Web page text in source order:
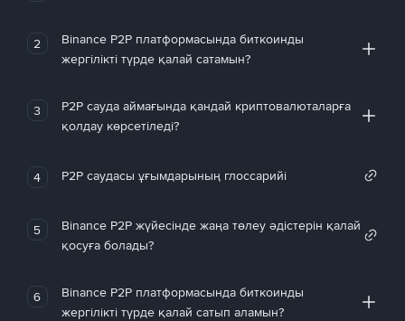
2
Binance P2P платформасында биткоинды
жергілікті түрде қалай сатамын?
3
P2P сауда аймағында қандай криптовалюталарға
қолдау көрсетіледі?
4 P2P саудасы ұғымдарының глоссарийі
5
Binance P2P жүйесінде жаңа төлеу әдістерін қалай
қосуға болады?
6
Binance P2P платформасында биткоинды
жергілікті түрде қалай сатып аламын?